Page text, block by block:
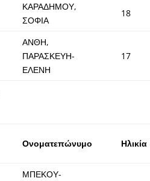
ΚΑΡΑΔΗΜΟΥ,
ΣΟΦΙΑ
18
ΑΝΘΗ,
ΠΑΡΑΣΚΕΥΗ-
ΕΛΕΝΗ
17
Ονοματεπώνυμο Ηλικία
ΜΠΕΚΟΥ-